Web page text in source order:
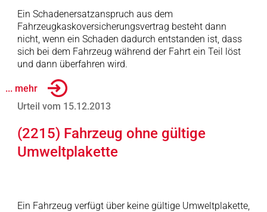
Ein Schadenersatzanspruch aus dem
Fahrzeugkaskoversicherungsvertrag besteht dann
nicht, wenn ein Schaden dadurch entstanden ist, dass
sich bei dem Fahrzeug während der Fahrt ein Teil löst
und dann überfahren wird.
... mehr
Urteil vom 15.12.2013
(2215) Fahrzeug ohne gültige
Umweltplakette
Ein Fahrzeug verfügt über keine gültige Umweltplakette,